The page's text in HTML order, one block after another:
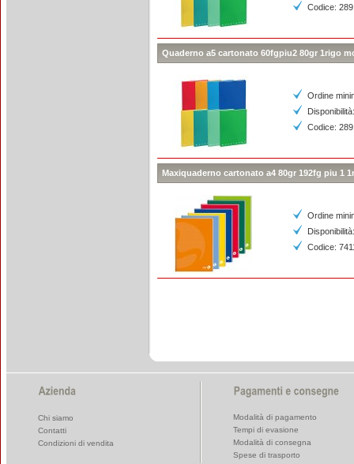
Codice:
Quaderno a5 cartonato 60fgpiu2 80gr 1rigo
Ordine
Codice:
Maxiquaderno cartonato a4 80gr 192fg piu 1
Ordine
Codice:
Chi siamo
Contatti
Condizioni di vendita
Modalità di pagamento
Tempi di evasione
Modalità di consegna
Spese di trasporto